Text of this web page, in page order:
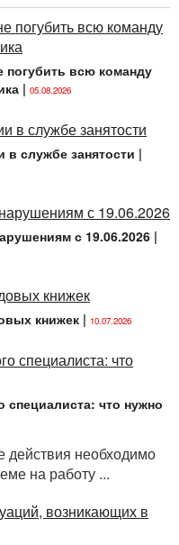
о труде.
говорит, что
интернатуры
трудового отпуска,
о труде;
погубить всю команду
| 05.08.2026
в службе занятости |
с 19.06.2026 |
книжек | 10.07.2026
что нужно
действия необходимо
на работу ...